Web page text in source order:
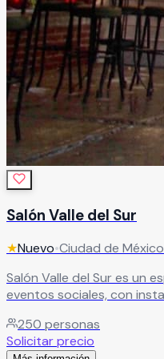
Salón Valle del Sur
★Nuevo•Ciudad de México
Salón Valle del Sur es un
eventos sociales, con
calidad, servicio y
Tiene capacidad para
250 personas
Solicitar precio